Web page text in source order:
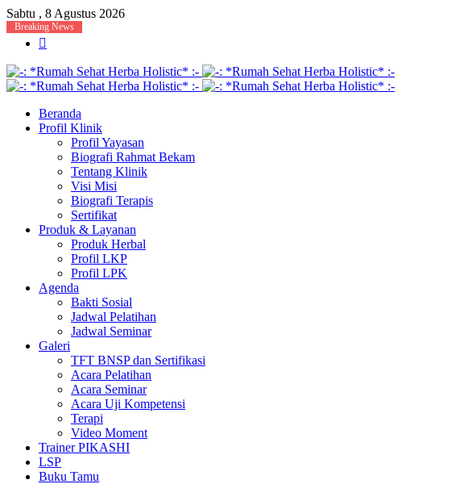
Sabtu , 8 Agustus 2026
Breaking News
Beranda
Profil Klinik
Profil Yayasan
Biografi Rahmat Bekam
Tentang Klinik
Visi Misi
Biografi Terapis
Sertifikat
Produk & Layanan
Produk Herbal
Profil LKP
Profil LPK
Agenda
Bakti Sosial
Jadwal Pelatihan
Jadwal Seminar
Galeri
TFT BNSP dan Sertifikasi
Acara Pelatihan
Acara Seminar
Acara Uji Kompetensi
Terapi
Video Moment
Trainer PIKASHI
LSP
Buku Tamu